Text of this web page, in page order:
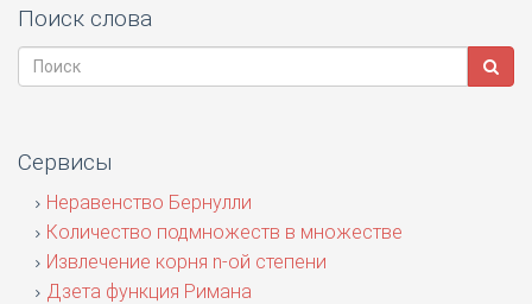
Поиск слова
Сервисы
Неравенство Бернулли
Количество подмножеств в множестве
Извлечение корня n-ой степени
Дзета функция Римана